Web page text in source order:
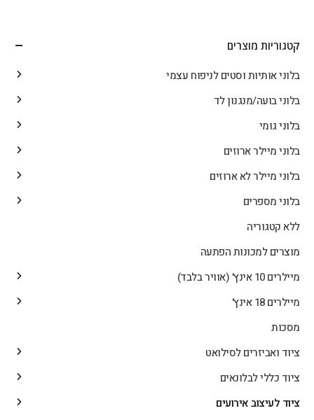
קטגוריות מוצרים
בלוני אותיות וסטים לניפוח עצמי
בלוני בועה/מנגנון לד
בלוני גומי
בלוני מיילר ארוזים
בלוני מיילר לא ארוזים
בלוני מספרים
ללא קטגוריה
מוצרים למכונות הפתעה
מיילרים 10 אינץ' (אוויר בלבד)
מיילרים 18 אינץ'
מסכות
ציוד ואביזרים לסילואט
ציוד כללי לבלונאים
ציוד לעיצוב אירועים